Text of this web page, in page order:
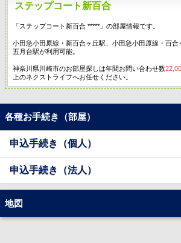
ステップコート新百合
「ステップコート新百合 *****」の部屋情報です。
小田急小田原線・新百合ヶ丘駅、小田急小田原線・百合
五月台駅が利用可能。
神奈川県川崎市のお部屋探しは年間お問い合わせ数
上のネクストライフへお任せください。
各種お手続き（部屋）
申込手続き（個人）
申込手続き（法人）
地図